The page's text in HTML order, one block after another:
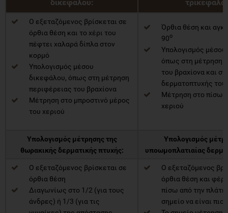
δικεφάλου:
Ο εξεταζόμενος βρίσκεται σε
όρθια θέση και το χέρι του
πέφτει χαλαρά δίπλα στον
κορμό
Υπολογισμός μέσου
δικεφάλου, όπως στη μέτρηση
περιφέρειας του βραχίονα
Μέτρηση στο μπροστινό μέρος
του χεριού
Όρθια θέση και
90ο
Υπολογισμός μέσου
όπως στη μέτρηση
του βραχίονα και
δερματοπτυχής
Μέτρηση στο πίσω
χεριού
Υπολογισμός μέτρησης της
θωρακικής δερματικής πτυχής:
Υπολογισμός
υποωμοπλατιαίας
Ο εξεταζόμενος βρίσκεται σε
όρθια θέση
Διαγωνίως στο 1/2 (για τους
άνδρες) ή 1/3 (για τις
Ο εξεταζόμενος
όρθια θέση και
πίσω από την
σημείο να είναι πιο